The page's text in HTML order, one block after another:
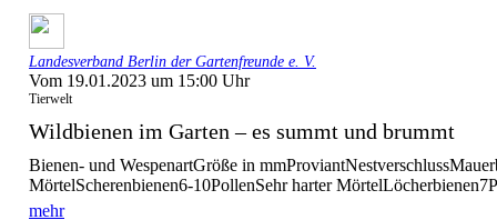
Landesverband Berlin der Gartenfreunde e. V.
Vom 19.01.2023 um 15:00 Uhr
Tierwelt
Wildbienen im Garten – es summt und brummt
Bienen- und WespenartGröße in
MörtelScherenbienen6-10PollenSehr harter
mehr